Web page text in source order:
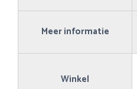
Meer informatie
Winkel